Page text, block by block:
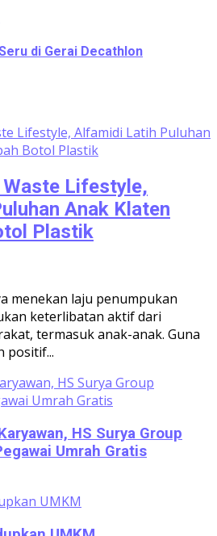
di Gerai Decathlon
Waste Lifestyle,
Anak Klaten
Plastik
menekan laju penumpukan
keterlibatan aktif dari
termasuk anak-anak. Guna
positif...
HS Surya Group
Umrah Gratis